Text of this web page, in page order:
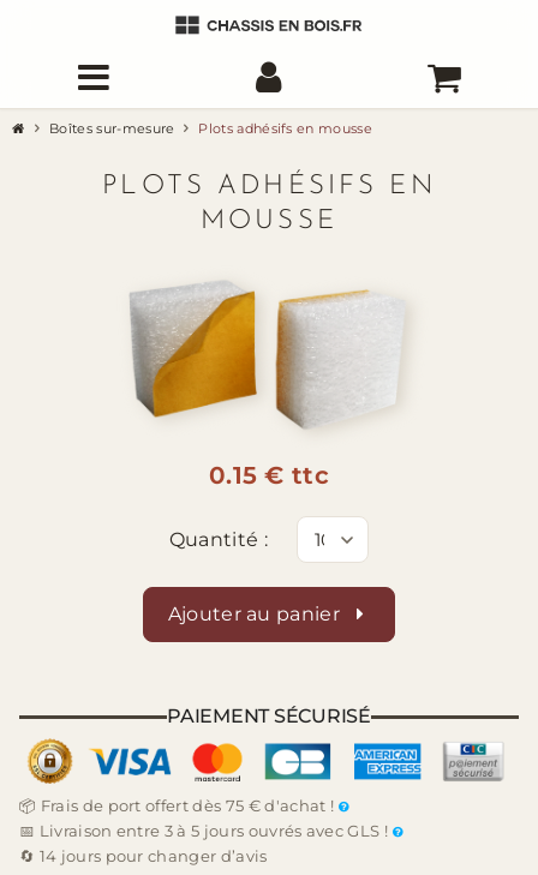
Boîtes sur-mesure Plots adhésifs en mousse
PLOTS ADHÉSIFS EN
MOUSSE
0.15 € ttc
Quantité :
Ajouter au panier
PAIEMENT SÉCURISÉ
📦 Frais de port offert dès 75 € d'achat !
📅 Livraison entre 3 à 5 jours ouvrés avec GLS !
🔄 14 jours pour changer d’avis